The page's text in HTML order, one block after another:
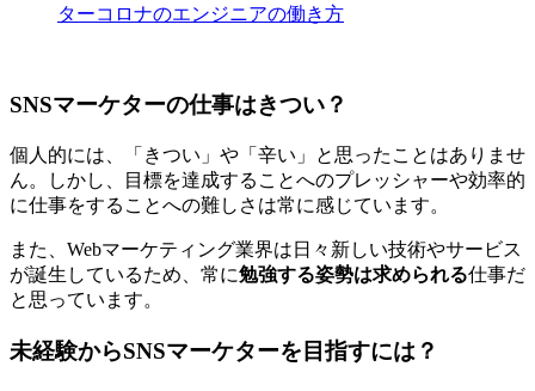
ターコロナのエンジニアの働き方
SNSマーケターの仕事はきつい？
個人的には、「きつい」や「辛い」と思ったことはありませ
ん。しかし、
目標を達成することへのプレッシャーや効率的
に仕事をすることへの難しさ は常に感じています。
また、Webマーケティング業界は日々新しい技術やサービス
が誕生しているため、常に勉強する姿勢は求められる仕事だ
と思っています。
未経験からSNSマーケターを目指すには？